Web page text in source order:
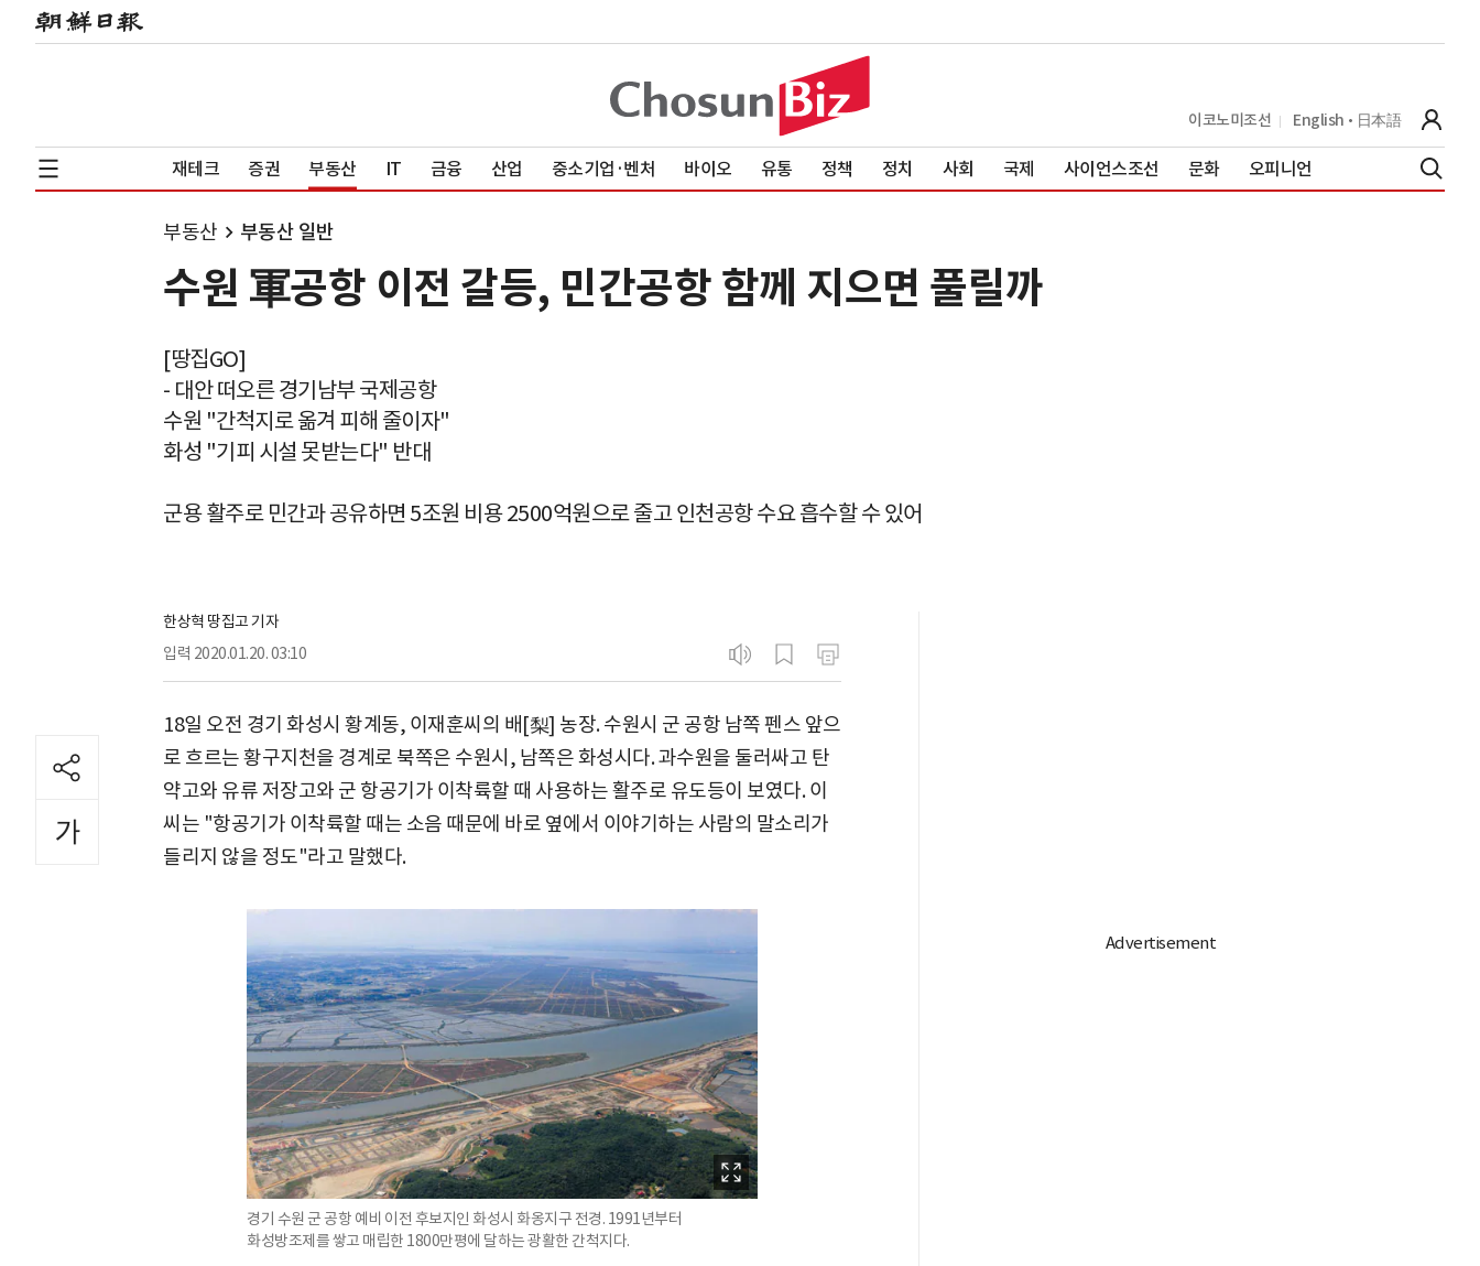
이코노미조선 English 日本語
재테크 증권 부동산 IT 금융 산업 중소기업·벤처 바이오 유통 정책 정치 사회 국제 사이언스조선 문화 오피니언
부동산 부동산 일반
수원 軍공항 이전 갈등, 민간공항 함께 지으면 풀릴까
[땅집GO]
- 대안 떠오른 경기남부 국제공항
수원 "간척지로 옮겨 피해 줄이자"
화성 "기피 시설 못받는다" 반대
군용 활주로 민간과 공유하면 5조원 비용 2500억원으로 줄고 인천공항 수요 흡수할 수 있어
한상혁 땅집고 기자
입력 2020.01.20. 03:10
18일 오전 경기 화성시 황계동, 이재훈씨의 배[梨] 농장. 수원시 군 공항 남쪽 펜스 앞으
로 흐르는 황구지천을 경계로 북쪽은 수원시, 남쪽은 화성시다. 과수원을 둘러싸고 탄
약고와 유류 저장고와 군 항공기가 이착륙할 때 사용하는 활주로 유도등이 보였다. 이
씨는 "항공기가 이착륙할 때는 소음 때문에 바로 옆에서 이야기하는 사람의 말소리가
들리지 않을 정도"라고 말했다.
경기 수원 군 공항 예비 이전 후보지인 화성시 화옹지구 전경. 1991년부터
화성방조제를 쌓고 매립한 1800만평에 달하는 광활한 간척지다.